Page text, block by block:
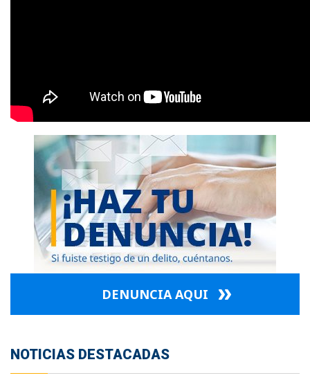
DENUNCIA AQUI
NOTICIAS DESTACADAS